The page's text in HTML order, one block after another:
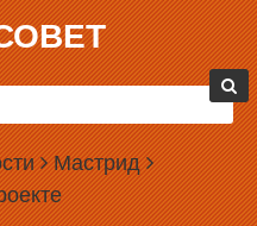
Мастрид
ИМУЩЕСТВА
дискуссия о том, можно ли
уехавших за границу и
идеей конфискации выступил